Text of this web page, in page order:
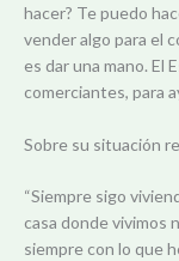
hacer? Te puedo
vender algo para el
es dar una mano. El
comerciantes, para
Sobre su situación
“Siempre sigo
casa donde vivimos
siempre con lo que